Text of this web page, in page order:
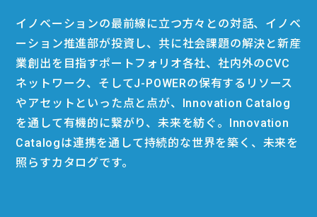
イノベーションの最前線に立つ方々との対話、イノベ
ーション推進部が投資し、共に社会課題の解決と新産
業創出を目指すポートフォリオ各社、社内外のCVC
ネットワーク、そしてJ-POWERの保有するリソース
やアセットといった点と点が、Innovation Catalog
を通して有機的に繋がり、未来を紡ぐ。Innovation
Catalogは連携を通して持続的な世界を築く、未来を
照らすカタログです。